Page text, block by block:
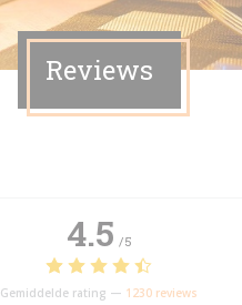
Reviews
4.5 /5
Gemiddelde rating — 1230 reviews